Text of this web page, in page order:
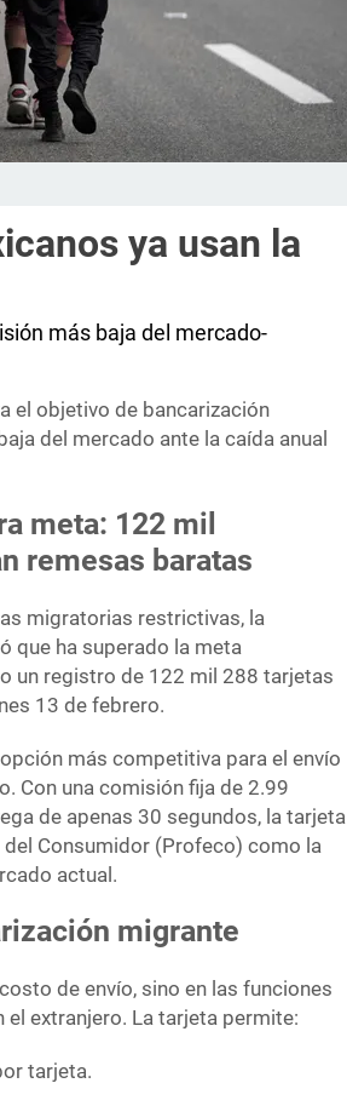
ya usan la
más baja del mercado-
el objetivo de bancarización
del mercado ante la caída anual
meta: 122 mil
remesas baratas
migratorias restrictivas, la
que ha superado la meta
un registro de 122 mil 288 tarjetas
13 de febrero.
más competitiva para el envío
Con una comisión fija de 2.99
de apenas 30 segundos, la tarjeta
Consumidor (Profeco) como la
actual.
migrante
de envío, sino en las funciones
extranjero. La tarjeta permite:
tarjeta.